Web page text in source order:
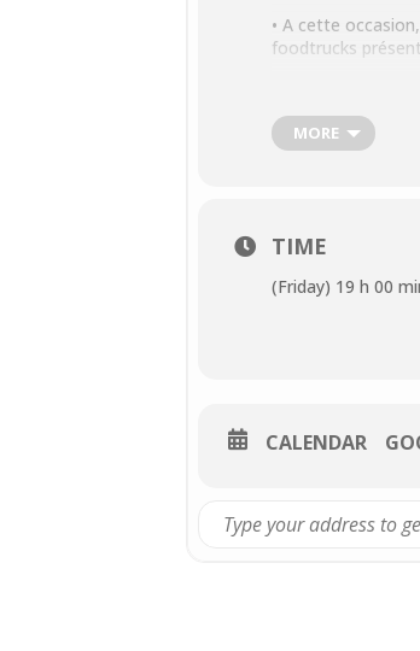
• A cette
foodtrucks
• L’entrée est
Festival des
nombreux
ces événements
MORE
TIME
(Friday) 19 h 00
CALENDAR